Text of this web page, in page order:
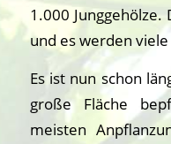
1.000 Junggehölze.
und es werden
Es ist nun schon
große Fläche
meisten